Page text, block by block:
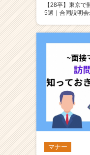
【28卒】東京
5選｜合同説明
マナー